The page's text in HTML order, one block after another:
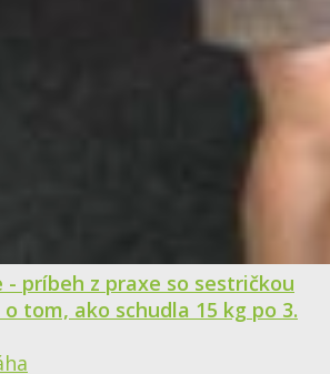
- príbeh z praxe so sestričkou
o tom, ako schudla 15 kg po 3.